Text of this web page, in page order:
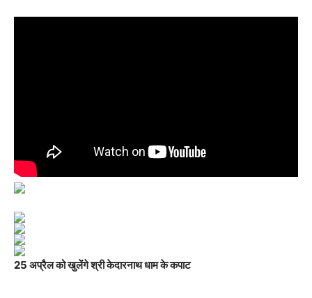
25 अप्रैल को खुलेंगे श्री केदारनाथ धाम के कपाट